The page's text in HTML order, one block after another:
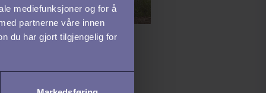
mediefunksjoner og for å
partnerne våre innen
du har gjort tilgjengelig for